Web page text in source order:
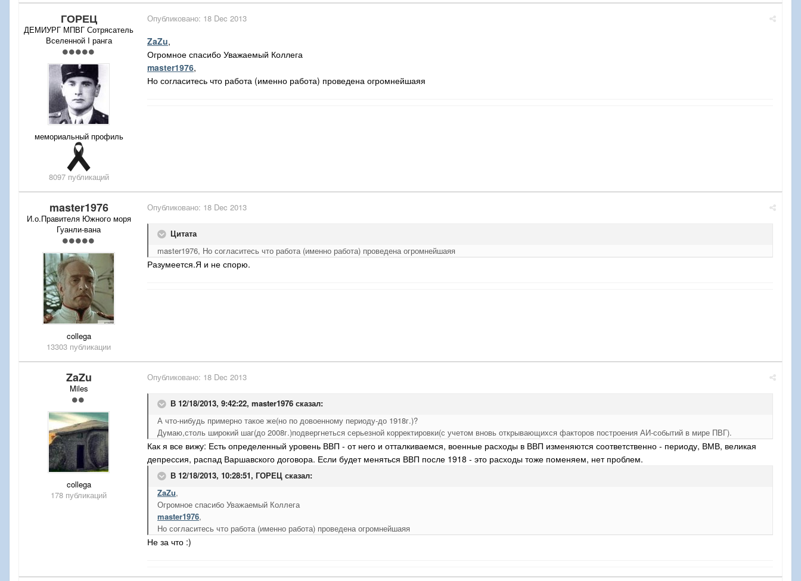
ГОРЕЦ
ДЕМИУРГ МПВГ Сотрясатель
Вселенной I ранга
мемориальный профиль
8097 публикаций
Опубликовано: 18 Dec 2013
ZaZu,
Огромное спасибо Уважаемый Коллега
master1976,
Но согласитесь что работа (именно работа) проведена огромнейшаяя
master1976
И.о.Правителя Южного моря
Гуанли-вана
collega
13303 публикации
Опубликовано: 18 Dec 2013
Цитата
master1976, Но согласитесь что работа (именно работа) проведена огромнейшаяя
Разумеется.Я и не спорю.
ZaZu
Miles
collega
178 публикаций
Опубликовано: 18 Dec 2013
В 12/18/2013, 9:42:22, master1976 сказал:
А что-нибудь примерно такое же(но по довоенному периоду-до 1918г.)?
Думаю,столь широкий шаг(до 2008г.)подвергнеться серьезной корректировки(с учетом вновь открывающихся факторов построения АИ-событий в мире ПВГ).
Как я все вижу: Есть определенный уровень ВВП - от него и отталкиваемся, военные расходы в ВВП изменяются соответственно - периоду, ВМВ, великая
депрессия, распад Варшавского договора. Если будет меняться ВВП после 1918 - это расходы тоже поменяем, нет проблем.
В 12/18/2013, 10:28:51, ГОРЕЦ сказал:
ZaZu,
Огромное спасибо Уважаемый Коллега
master1976,
Но согласитесь что работа (именно работа) проведена огромнейшаяя
Не за что :)